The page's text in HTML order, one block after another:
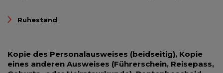
Ruhestand
Kopie des Personalausweises (beidseitig), Kopie
eines anderen Ausweises (Führerschein, Reisepass,